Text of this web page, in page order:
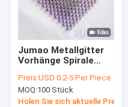
Fabrik Tour
Qualitätskontrolle
Nachrichten
Jumao Metallgitter
Vorhänge Spirale
Preis:USD 0.2-5 Per Piece
MOQ:100 Stück
Holen Sie sich aktuelle Preis